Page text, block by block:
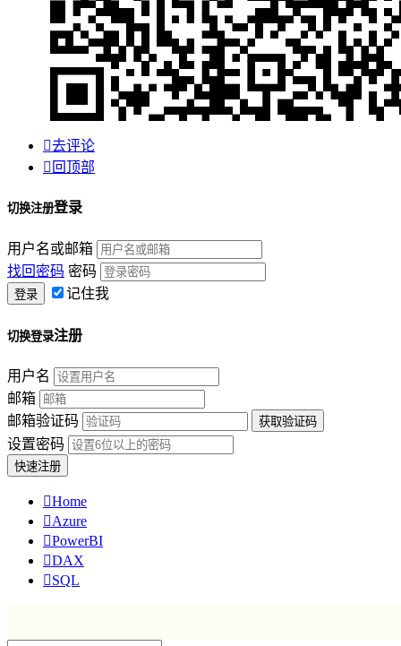
去评论
 回顶部
切换注册登录
用户名或邮箱
找回密码 密码
记住我
切换登录注册
用户名
邮箱
邮箱验证码
设置密码
Home
Azure
PowerBI
DAX
SQL